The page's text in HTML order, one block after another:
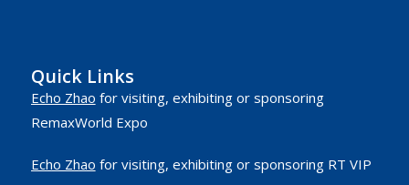
Quick Links
Echo Zhao for visiting, exhibiting or sponsoring
RemaxWorld Expo
Echo Zhao for visiting, exhibiting or sponsoring RT VIP